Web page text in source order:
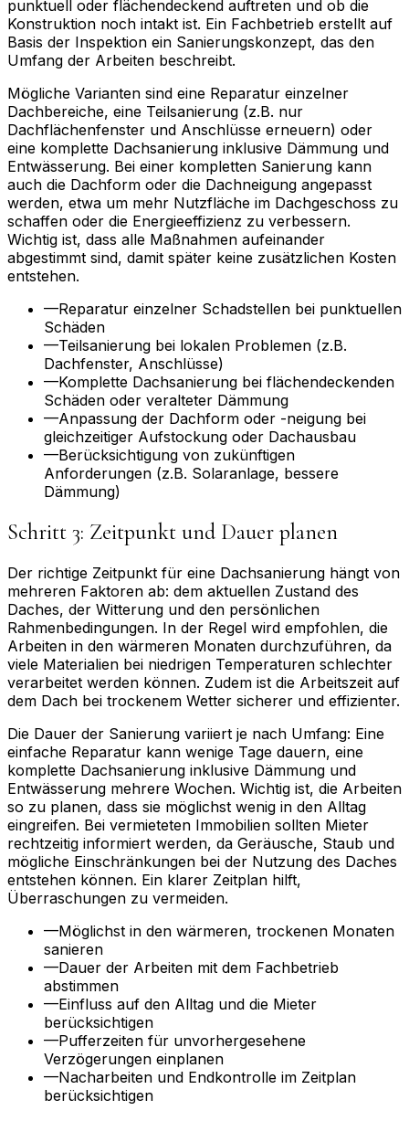
punktuell oder flächendeckend auftreten und ob die
Konstruktion noch intakt ist. Ein Fachbetrieb erstellt auf
Basis der Inspektion ein Sanierungskonzept, das den
Umfang der Arbeiten beschreibt.
Mögliche Varianten sind eine Reparatur einzelner
Dachbereiche, eine Teilsanierung (z.B. nur
Dachflächenfenster und Anschlüsse erneuern) oder
eine komplette Dachsanierung inklusive Dämmung und
Entwässerung. Bei einer kompletten Sanierung kann
auch die Dachform oder die Dachneigung angepasst
werden, etwa um mehr Nutzfläche im Dachgeschoss zu
schaffen oder die Energieeffizienz zu verbessern.
Wichtig ist, dass alle Maßnahmen aufeinander
abgestimmt sind, damit später keine zusätzlichen Kosten
entstehen.
—Reparatur einzelner Schadstellen bei punktuellen
Schäden
—Teilsanierung bei lokalen Problemen (z.B.
Dachfenster, Anschlüsse)
—Komplette Dachsanierung bei flächendeckenden
Schäden oder veralteter Dämmung
—Anpassung der Dachform oder -neigung bei
gleichzeitiger Aufstockung oder Dachausbau
—Berücksichtigung von zukünftigen
Anforderungen (z.B. Solaranlage, bessere
Dämmung)
Schritt 3: Zeitpunkt und Dauer planen
Der richtige Zeitpunkt für eine Dachsanierung hängt von
mehreren Faktoren ab: dem aktuellen Zustand des
Daches, der Witterung und den persönlichen
Rahmenbedingungen. In der Regel wird empfohlen, die
Arbeiten in den wärmeren Monaten durchzuführen, da
viele Materialien bei niedrigen Temperaturen schlechter
verarbeitet werden können. Zudem ist die Arbeitszeit auf
dem Dach bei trockenem Wetter sicherer und effizienter.
Die Dauer der Sanierung variiert je nach Umfang: Eine
einfache Reparatur kann wenige Tage dauern, eine
komplette Dachsanierung inklusive Dämmung und
Entwässerung mehrere Wochen. Wichtig ist, die Arbeiten
so zu planen, dass sie möglichst wenig in den Alltag
eingreifen. Bei vermieteten Immobilien sollten Mieter
rechtzeitig informiert werden, da Geräusche, Staub und
mögliche Einschränkungen bei der Nutzung des Daches
entstehen können. Ein klarer Zeitplan hilft,
Überraschungen zu vermeiden.
—Möglichst in den wärmeren, trockenen Monaten
sanieren
—Dauer der Arbeiten mit dem Fachbetrieb
abstimmen
—Einfluss auf den Alltag und die Mieter
berücksichtigen
—Pufferzeiten für unvorhergesehene
Verzögerungen einplanen
—Nacharbeiten und Endkontrolle im Zeitplan
berücksichtigen